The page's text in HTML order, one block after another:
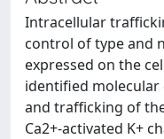
Intracellular
control of type and
expressed on the
identified molecular
and trafficking of
Ca2+-activated K+